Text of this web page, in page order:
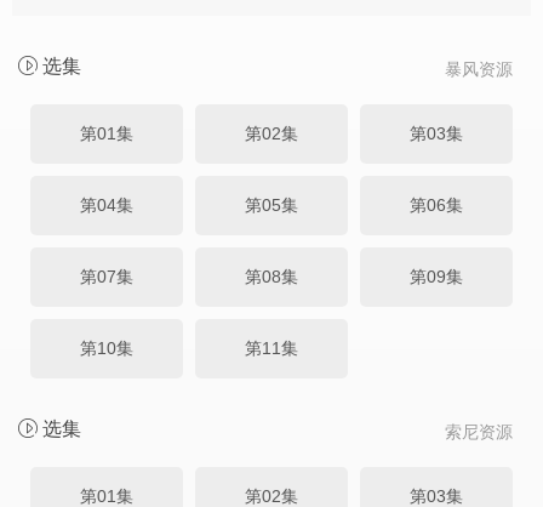
暴风资源
选集
第01集 第02集 第03集
第04集 第05集 第06集
第07集 第08集 第09集
第10集 第11集
索尼资源
选集
第01集 第02集 第03集